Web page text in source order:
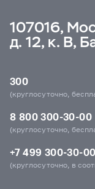
107016,
д. 12, к. В,
300
(круглосуточно,
8 800 300-30-00
(круглосуточно,
+7 499 300-30-00
(круглосуточно, в